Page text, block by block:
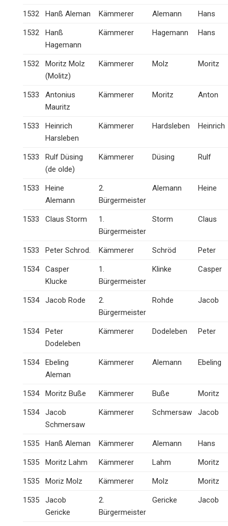
1532 Hanß Aleman Kämmerer Alemann Hans
1532
Hanß
Hagemann
Kämmerer Hagemann Hans
1532
Moritz Molz
(Molitz)
Kämmerer Molz Moritz
1533
Antonius
Mauritz
Kämmerer Moritz Anton
1533
Heinrich
Harsleben
Kämmerer Hardsleben Heinrich
1533
Rulf Düsing
(de olde)
Kämmerer Düsing Rulf
1533
Heine
Alemann
2.
Bürgermeister
Alemann Heine
1533 Claus Storm
1.
Bürgermeister
Storm Claus
1533 Peter Schrod. Kämmerer Schröd Peter
1534
Casper
Klucke
1.
Bürgermeister
Klinke Casper
1534 Jacob Rode
2.
Bürgermeister
Rohde Jacob
1534
Peter
Dodeleben
Kämmerer Dodeleben Peter
1534
Ebeling
Aleman
Kämmerer Alemann Ebeling
1534 Moritz Buße Kämmerer Buße Moritz
1534
Jacob
Schmersaw
Kämmerer Schmersaw Jacob
1535 Hanß Aleman Kämmerer Alemann Hans
1535 Moritz Lahm Kämmerer Lahm Moritz
1535 Moriz Molz Kämmerer Molz Moritz
1535
Jacob
Gericke
2.
Bürgermeister
Gericke Jacob